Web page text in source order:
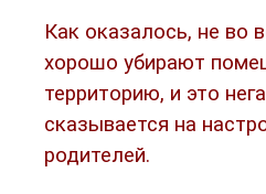
Как оказалось, не во
хорошо убирают
территорию, и это
сказывается на
родителей.